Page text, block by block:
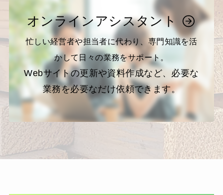
オンラインアシスタント
忙しい経営者や担当者に代わり、専門知識を活
かして日々の業務をサポート。
Webサイトの更新や資料作成など、必要な
業務を必要なだけ依頼できます。